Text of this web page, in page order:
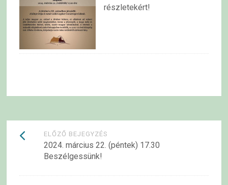
részletekért!
Bejegyzések
navigációja
ELŐZŐ BEJEGYZÉS
2024. március 22. (péntek) 17.30
Beszélgessünk!